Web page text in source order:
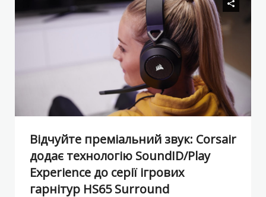
Відчуйте преміальний звук: Corsair
додає технологію SoundID/Play
Experience до серії ігрових
гарнітур HS65 Surround